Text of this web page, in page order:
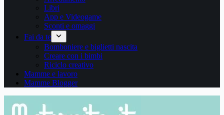
Libri
App e Videogame
Sconti e omaggi
Fai da te
Bomboniere e biglietti nascita
Creare con i bimbi
Riciclo creativo
Mamme e lavoro
Mamme Blogger